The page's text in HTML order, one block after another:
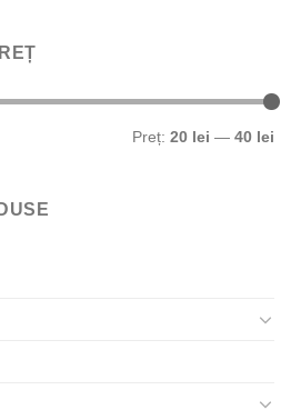
Preț: 20 lei — 40 lei